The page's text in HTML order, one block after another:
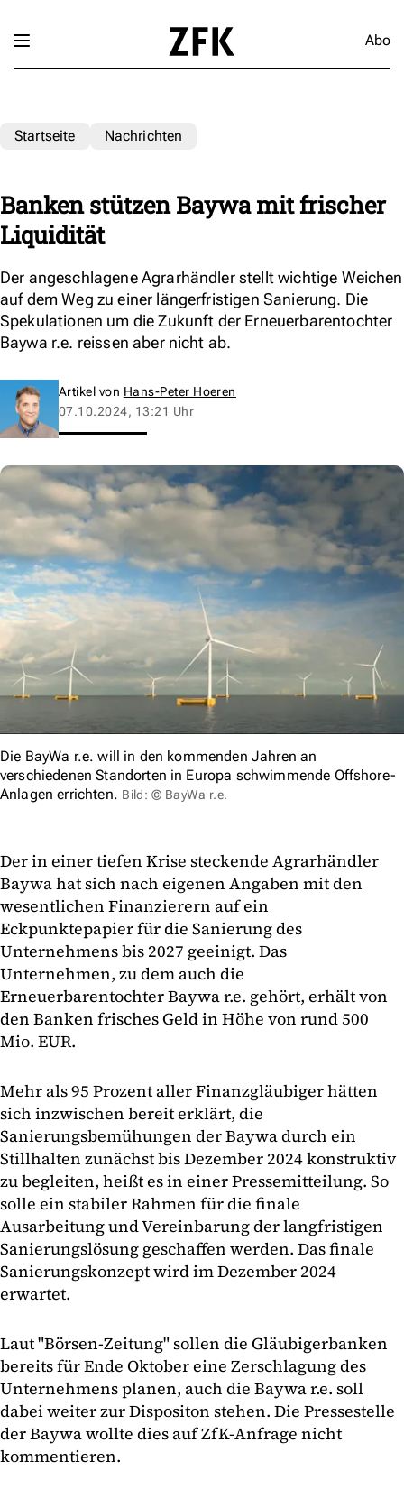
Abo
Startseite Nachrichten
Banken stützen Baywa mit frischer
Liquidität
Der angeschlagene Agrarhändler stellt wichtige Weichen
auf dem Weg zu einer längerfristigen Sanierung. Die
Spekulationen um die Zukunft der Erneuerbarentochter
Baywa r.e. reissen aber nicht ab.
Artikel von Hans-Peter Hoeren
07.10.2024, 13:21 Uhr
Die BayWa r.e. will in den kommenden Jahren an
verschiedenen Standorten in Europa schwimmende Offshore-
Anlagen errichten. Bild: © BayWa r.e.
Der in einer tiefen Krise steckende Agrarhändler
Baywa hat sich nach eigenen Angaben mit den
wesentlichen Finanzierern auf ein
Eckpunktepapier für die Sanierung des
Unternehmens bis 2027 geeinigt. Das
Unternehmen, zu dem auch die
Erneuerbarentochter Baywa r.e. gehört, erhält von
den Banken frisches Geld in Höhe von rund 500
Mio. EUR.
Mehr als 95 Prozent aller Finanzgläubiger hätten
sich inzwischen bereit erklärt, die
Sanierungsbemühungen der Baywa durch ein
Stillhalten zunächst bis Dezember 2024 konstruktiv
zu begleiten, heißt es in einer Pressemitteilung. So
solle ein stabiler Rahmen für die finale
Ausarbeitung und Vereinbarung der langfristigen
Sanierungslösung geschaffen werden. Das finale
Sanierungskonzept wird im Dezember 2024
erwartet.
Laut "Börsen-Zeitung" sollen die Gläubigerbanken
bereits für Ende Oktober eine Zerschlagung des
Unternehmens planen, auch die Baywa r.e. soll
dabei weiter zur Dispositon stehen. Die Pressestelle
der Baywa wollte dies auf ZfK-Anfrage nicht
kommentieren.